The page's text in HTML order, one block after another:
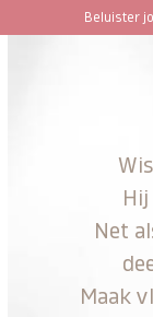
Beluister
Open
Close
Net
Maak